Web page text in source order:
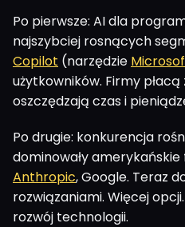
Po pierwsze: AI dla
najszybciej rosnących
Copilot (narzędzie
użytkowników. Firmy
oszczędzają czas i
Po drugie: konkurencja
dominowały
Anthropic, Google. Teraz
rozwiązaniami. Więcej
rozwój technologii.